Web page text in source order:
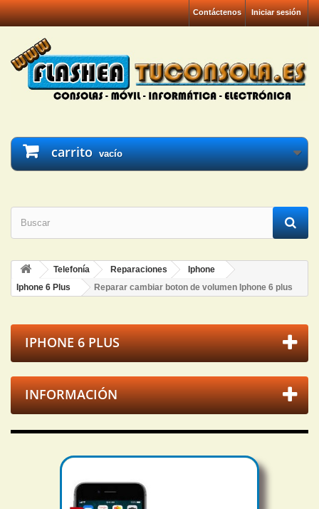
Iniciar sesión
Contáctenos
carrito vacío
Telefonía Reparaciones
Iphone
Iphone 6 Plus
Reparar cambiar boton de volumen Iphone 6 plus
IPHONE 6 PLUS
INFORMACIÓN